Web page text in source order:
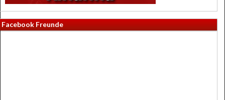
Facebook Freunde